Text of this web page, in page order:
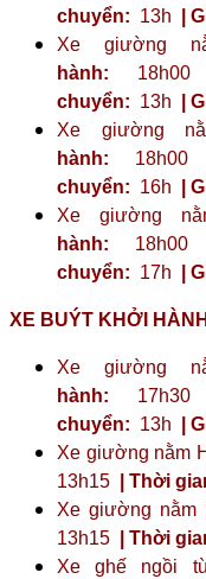
chuyển: 13h |
Xe giường
hành: 18h00
chuyển: 13h |
Xe giường
hành: 18h00
chuyển: 16h |
Xe giường
hành: 18h00
chuyển: 17h |
XE BUÝT KHỞI
Xe giường
hành: 17h30
chuyển: 13h |
Xe giường nằm
13h15
| Thời
Xe giường nằm
13h15
| Thời
Xe ghế ngồi